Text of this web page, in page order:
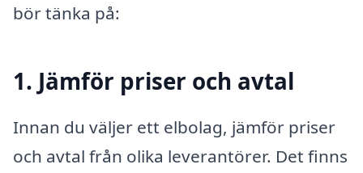
bör tänka på:
1. Jämför priser och avtal
Innan du väljer ett elbolag, jämför priser
och avtal från olika leverantörer. Det finns